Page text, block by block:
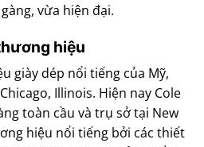
vừa hiện đại.
hiệu
giày dép nổi tiếng của Mỹ,
Illinois. Hiện nay Cole
toàn cầu và trụ sở tại New
hiệu nổi tiếng bởi các thiết